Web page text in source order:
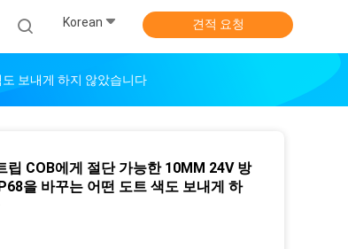
Korean 견적 요청
보내게 하지 않았습니다
립 COB에게 절단 가능한 10MM 24V 방
을 바꾸는 어떤 도트 색도 보내게 하